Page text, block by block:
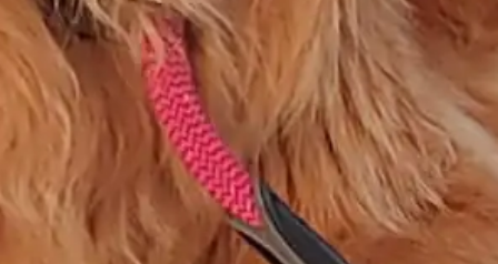
Perquè us ho dic, com Jesucrist: el 95% dels
allotjaments tenen preus més barats a la seva web
que a Booking. Comproveu-ho. Mireu-ho. I si no ho
feu, almenys sigueu conscients que esteu
engreixant les butxaques de les de sempre… i
empobrint les de sempre.
I compte: entenc que els grans hotels o cadenes
usin Booking. Segurament tenen acords diferents